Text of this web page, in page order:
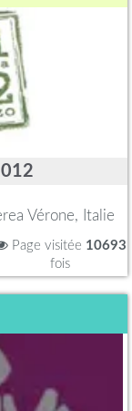
Vérone, Italie
Page visitée 10693
fois